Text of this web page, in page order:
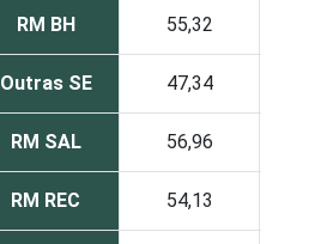
RM BH 55,32
Outras SE 47,34
RM SAL 56,96
RM REC 54,13